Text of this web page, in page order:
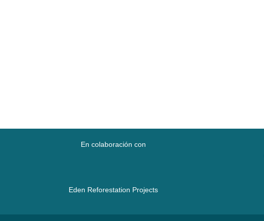
En colaboración con
Eden Reforestation Projects